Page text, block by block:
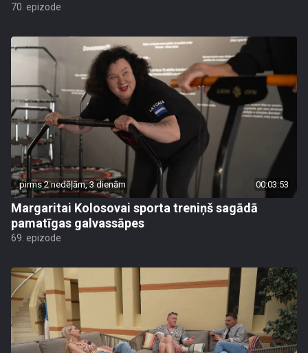
70. epizode
pirms 2 nedēļām, 3 dienām 00:03:53
Margaritai Kolosovai sporta treniņš sagādā
pamatīgas galvassāpes
69. epizode